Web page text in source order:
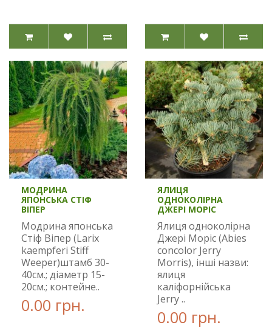
МОДРИНА
ЯПОНСЬКА СТІФ
ВІПЕР
Модрина японська
Стіф Віпер (Larix
kaempferi Stiff
Weeper)штамб 30-
40cм.; діаметр 15-
20см.; контейне..
0.00 грн.
ЯЛИЦЯ
ОДНОКОЛІРНА
ДЖЕРІ МОРІС
Ялиця одноколірна
Джері Моріс (Abies
concolor Jerry
Morris), інші назви:
ялиця
каліфорнійська
Jerry ..
0.00 грн.